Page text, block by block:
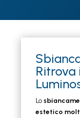
Ritrova
Lo
estetico